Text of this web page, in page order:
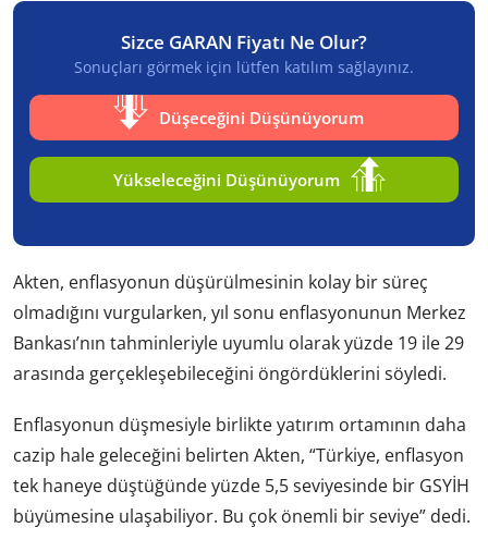
Sizce GARAN Fiyatı Ne Olur?
Sonuçları görmek için lütfen katılım sağlayınız.
Düşeceğini Düşünüyorum
Yükseleceğini Düşünüyorum
Akten, enflasyonun düşürülmesinin kolay bir süreç
olmadığını vurgularken, yıl sonu enflasyonunun Merkez
Bankası’nın tahminleriyle uyumlu olarak yüzde 19 ile 29
arasında gerçekleşebileceğini öngördüklerini söyledi.
Enflasyonun düşmesiyle birlikte yatırım ortamının daha
cazip hale geleceğini belirten Akten, “Türkiye, enflasyon
tek haneye düştüğünde yüzde 5,5 seviyesinde bir GSYİH
büyümesine ulaşabiliyor. Bu çok önemli bir seviye” dedi.